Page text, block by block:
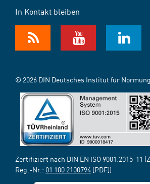
In Kontakt bleiben
© 2026 DIN Deutsches Institut für
Zertifiziert nach DIN EN ISO 9001:2015-11
Reg.-Nr.: 01 100 2100794 [PDF])